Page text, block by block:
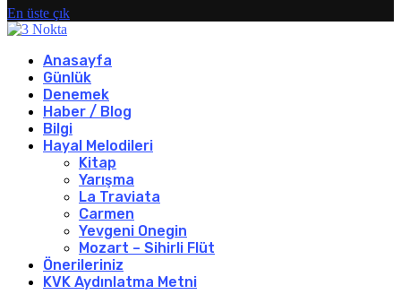
En üste çık
Anasayfa
Günlük
Denemek
Haber / Blog
Bilgi
Hayal Melodileri
Kitap
Yarışma
La Traviata
Carmen
Yevgeni Onegin
Mozart – Sihirli Flüt
Önerileriniz
KVK Aydınlatma Metni